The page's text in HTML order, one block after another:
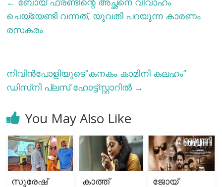
ചെയ്യേണ്ടി വന്നത്, യുവതി പറയുന്ന കാരണം
രസകരം
നിവിന്‍പോളിയുടെ”കനകം കാമിനി കലഹം”
ഡിസ്‌നി പ്ലസ് ഹോട്ട്സ്റ്റാറില്‍ →
You May Also Like
സുരേഷ്
കാത്ത്
ജോയ്